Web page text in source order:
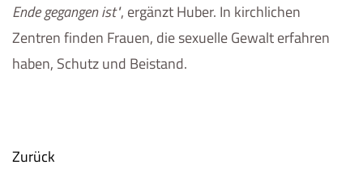
Ende gegangen ist , ergänzt Huber. In kirchlichen
Zentren finden Frauen, die sexuelle Gewalt erfahren
haben, Schutz und Beistand.
Zurück